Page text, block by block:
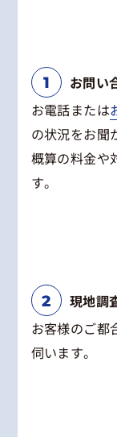
お問い
お電話または
の状況をお聞
概算の料金や
す。
現地調
お客様のご都
伺います。